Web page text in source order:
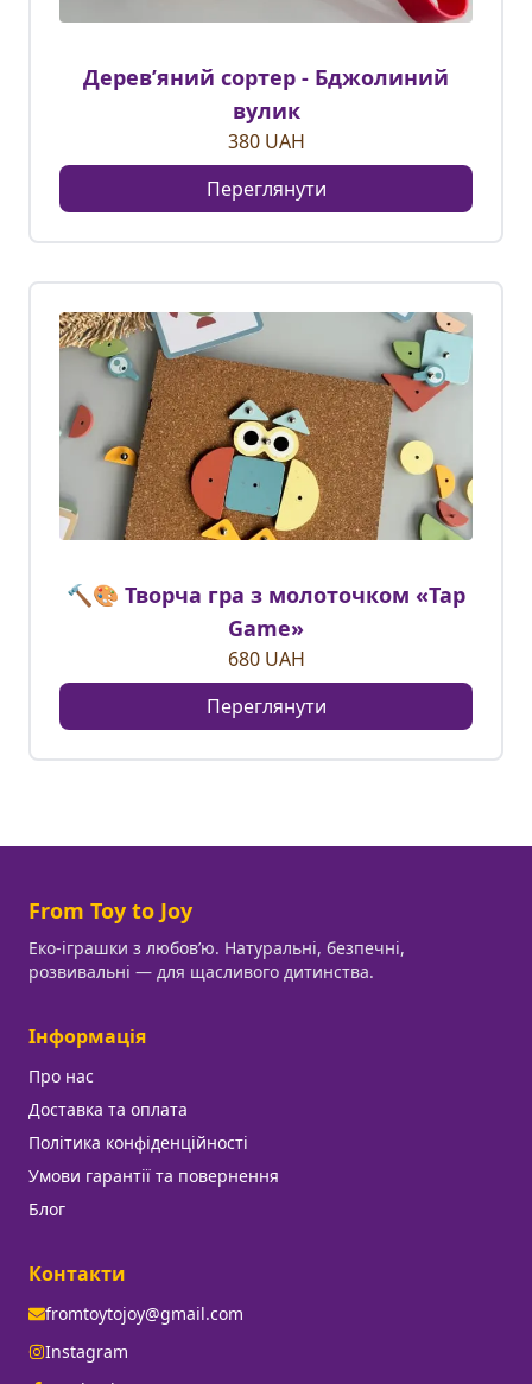
Деревʼяний сортер - Бджолиний
вулик
380UAH
Переглянути
🔨🎨 Творча гра з молоточком «Tap
Game»
680UAH
Переглянути
From Toy to Joy
Еко-іграшки з любовʼю. Натуральні, безпечні,
розвивальні — для щасливого дитинства.
Інформація
Про нас
Доставка та оплата
Політика конфіденційності
Умови гарантії та повернення
Блог
Контакти
fromtoytojoy@gmail.com
Instagram